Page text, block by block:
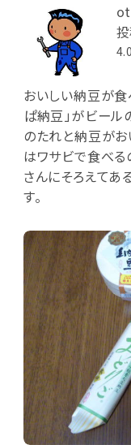
4.0
おいしい納豆が食
ぱ納豆」がビール
のたれと納豆がお
はワサビで食べる
さんにそろえてあ
す。